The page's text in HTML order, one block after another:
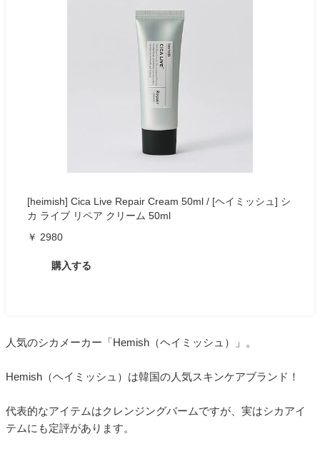
[heimish] Cica Live Repair Cream 50ml / [ヘイミッシュ] シ
カ ライブ リペア クリーム 50ml
￥ 2980
購入する
人気のシカメーカー「Hemish（ヘイミッシュ）」。
Hemish（ヘイミッシュ）は韓国の人気スキンケアブランド！
代表的なアイテムはクレンジングバームですが、実はシカアイ
テムにも定評があります。